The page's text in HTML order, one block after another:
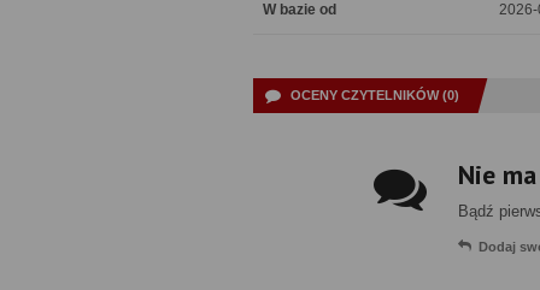
W bazie od
OCENY CZYTELNIKÓW (0)
Nie
Bądź
Dodaj